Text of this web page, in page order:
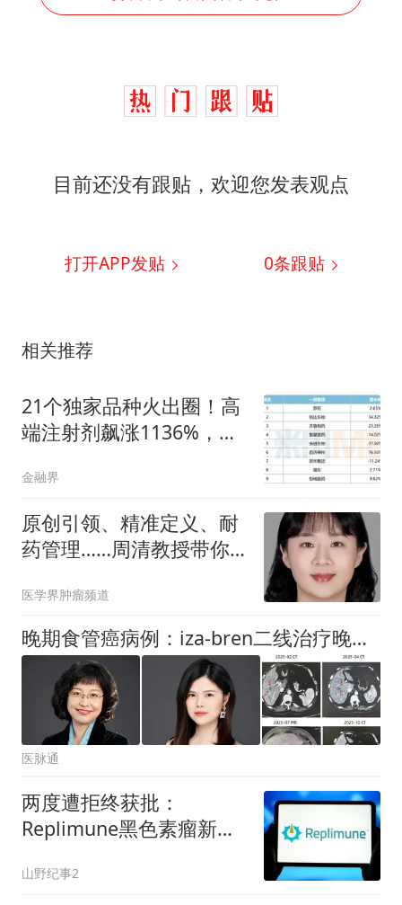
目前还没有跟贴，欢迎您发表观点
打开APP发贴 0条跟贴
相关推荐
21个独家品种火出圈！高
端注射剂飙涨1136%，信
国产1类新药蓄势
金融界
原创引领、精准定义、耐
药管理……周清教授带你
医学界肿瘤频道
晚期食管癌病例：iza-bren二线治疗晚期食管癌实现深度获益，PFS长达8个月
医脉通
两度遭拒终获批：
Replimune黑色素瘤新药
山野纪事2